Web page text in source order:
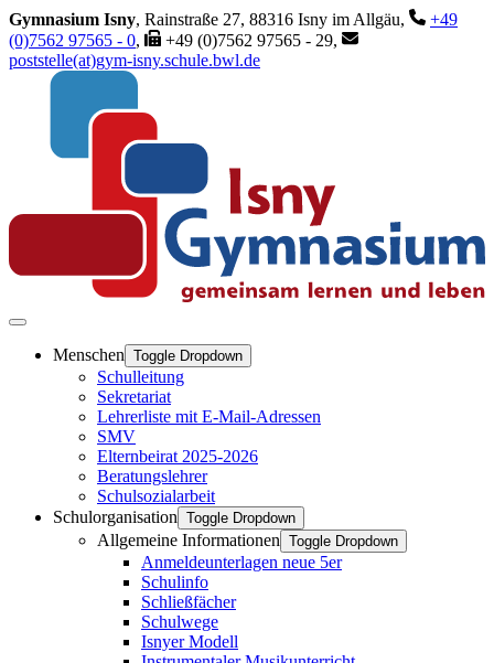
Gymnasium Isny, Rainstraße 27, 88316 Isny im Allgäu,
+49
(0)7562 97565 - 0,
+49 (0)7562 97565 - 29,
poststelle(at)gym-isny.schule.bwl.de
Menschen Toggle Dropdown
Schulleitung
Sekretariat
Lehrerliste mit E-Mail-Adressen
SMV
Elternbeirat 2025-2026
Beratungslehrer
Schulsozialarbeit
Schulorganisation Toggle Dropdown
Allgemeine Informationen Toggle Dropdown
Anmeldeunterlagen neue 5er
Schulinfo
Schließfächer
Schulwege
Isnyer Modell